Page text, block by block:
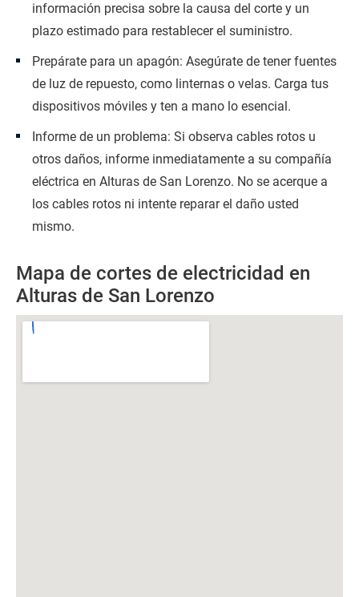
información precisa sobre la causa del corte y un
plazo estimado para restablecer el suministro.
Prepárate para un apagón: Asegúrate de tener fuentes
de luz de repuesto, como linternas o velas. Carga tus
dispositivos móviles y ten a mano lo esencial.
Informe de un problema: Si observa cables rotos u
otros daños, informe inmediatamente a su compañía
eléctrica en Alturas de San Lorenzo. No se acerque a
los cables rotos ni intente reparar el daño usted
mismo.
Mapa de cortes de electricidad en
Alturas de San Lorenzo